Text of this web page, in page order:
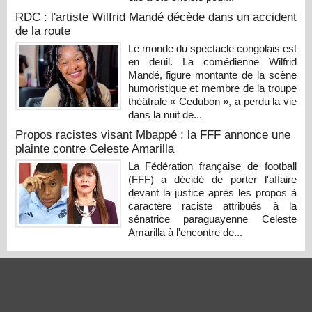
RDC : l'artiste Wilfrid Mandé décède dans un accident
de la route
Le monde du spectacle congolais est
en deuil. La comédienne Wilfrid
Mandé, figure montante de la scène
humoristique et membre de la troupe
théâtrale « Cedubon », a perdu la vie
dans la nuit de...
Propos racistes visant Mbappé : la FFF annonce une
plainte contre Celeste Amarilla
La Fédération française de football
(FFF) a décidé de porter l'affaire
devant la justice après les propos à
caractère raciste attribués à la
sénatrice paraguayenne Celeste
Amarilla à l'encontre de...